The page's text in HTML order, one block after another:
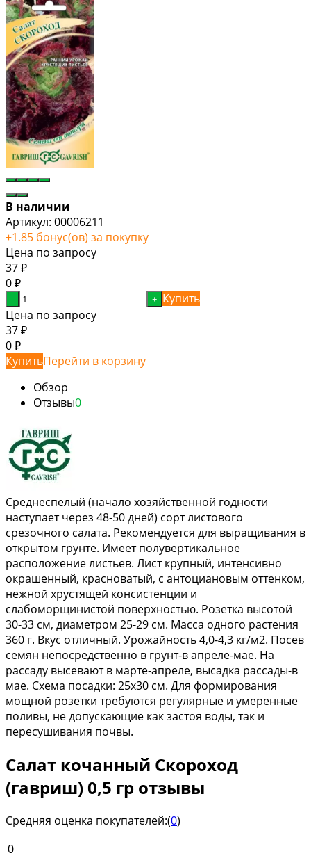
В наличии
Артикул: 00006211
+1.85 бонус(ов) за покупку
Цена по запросу
37 ₽
0 ₽
- + Купить
Цена по запросу
37 ₽
0 ₽
КупитьПерейти в корзину
Обзор
Отзывы0
Среднеспелый (начало хозяйственной годности
наступает через 48-50 дней) сорт листового
срезочного салата. Рекомендуется для выращивания в
открытом грунте. Имеет полувертикальное
расположение листьев. Лист крупный, интенсивно
окрашенный, красноватый, с антоциановым оттенком,
нежной хрустящей консистенции и
слабоморщинистой поверхностью. Розетка высотой
30-33 см, диаметром 25-29 см. Масса одного растения
360 г. Вкус отличный. Урожайность 4,0-4,3 кг/м2. Посев
семян непосредственно в грунт-в апреле-мае. На
рассаду высевают в марте-апреле, высадка рассады-в
мае. Схема посадки: 25x30 см. Для формирования
мощной розетки требуются регулярные и умеренные
поливы, не допускающие как застоя воды, так и
пересушивания почвы.
Салат кочанный Скороход
(гавриш) 0,5 гр отзывы
Средняя оценка покупателей:(0)
0